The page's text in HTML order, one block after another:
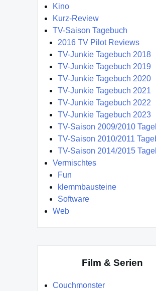
Kino
Kurz-Review
TV-Saison Tagebuch
2016 TV Pilot Reviews
TV-Junkie Tagebuch 2018
TV-Junkie Tagebuch 2019
TV-Junkie Tagebuch 2020
TV-Junkie Tagebuch 2021
TV-Junkie Tagebuch 2022
TV-Junkie Tagebuch 2023
TV-Saison 2009/2010
TV-Saison 2010/2011
TV-Saison 2014/2015
Vermischtes
Fun
klemmbausteine
Software
Web
Film & Serien
Couchmonster